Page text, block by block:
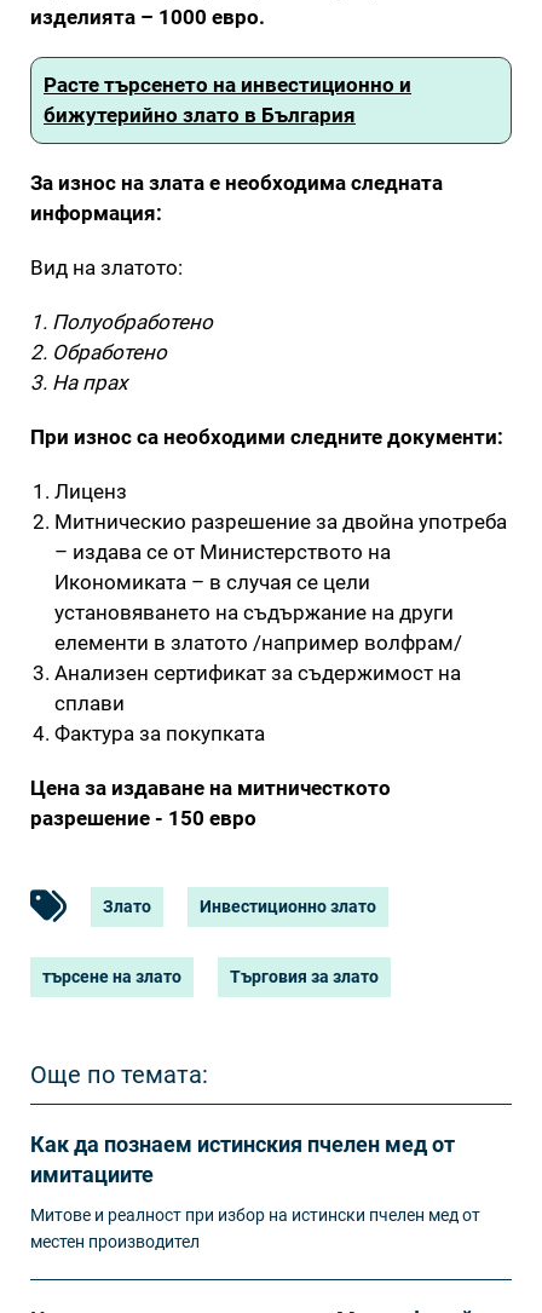
изделията – 1000 евро.
Расте търсенето на инвестиционно и
бижутерийно злато в България
За износ на злата е необходима следната
информация:
Вид на златото:
1. Полуобработено
2. Обработено
3. На прах
При износ са необходими следните документи:
Лиценз
Митническио разрешение за двойна употреба
– издава се от Министерството на
Икономиката – в случая се цели
установяването на съдържание на други
елементи в златото /например волфрам/
Анализен сертификат за съдержимост на
сплави
Фактура за покупката
Цена за издаване на митничесткото
разрешение - 150 евро
Злато Инвестиционно злато
търсене на злато Търговия за злато
Още по темата:
Как да познаем истинския пчелен мед от
имитациите
Митове и реалност при избор на истински пчелен мед от
местен производител